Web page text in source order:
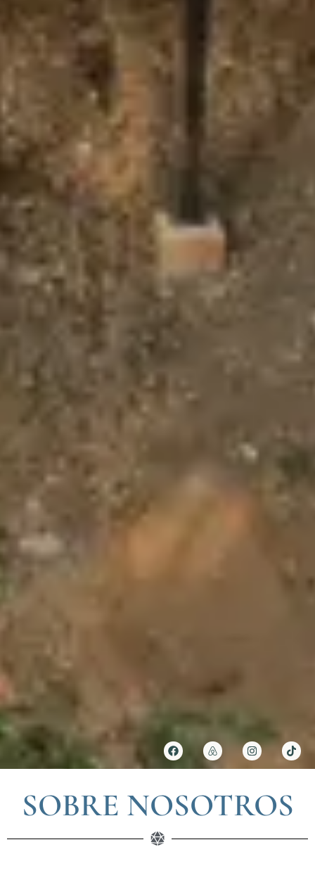
SOBRE NOSOTROS